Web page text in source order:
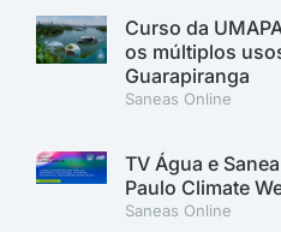
Curso da
os múltiplos
Guarapiranga
Saneas Online
TV Água e
Paulo Climate
Saneas Online